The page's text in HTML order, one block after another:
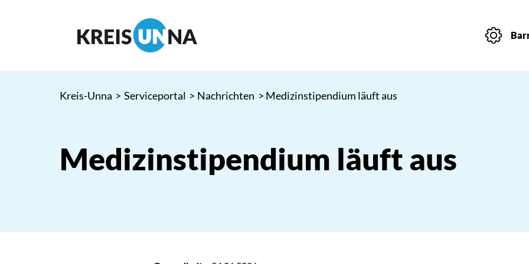
Kreis-Unna > Serviceportal > Nachrichten > Medizinstipendium läuft aus
Medizinstipendium läuft aus